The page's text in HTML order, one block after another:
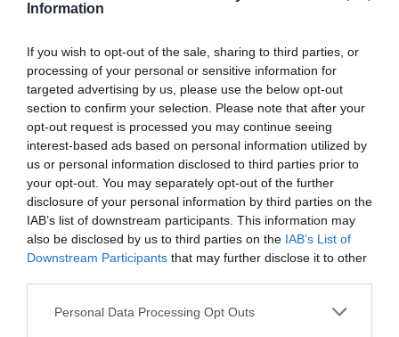
Information
If you wish to opt-out of the sale, sharing to third parties, or
processing of your personal or sensitive information for
targeted advertising by us, please use the below opt-out
section to confirm your selection. Please note that after your
opt-out request is processed you may continue seeing
interest-based ads based on personal information utilized by
us or personal information disclosed to third parties prior to
your opt-out. You may separately opt-out of the further
disclosure of your personal information by third parties on the
IAB’s list of downstream participants. This information may
also be disclosed by us to third parties on the IAB’s List of
Downstream Participants that may further disclose it to other
Personal Data Processing Opt Outs
NOUS SOUTENIR
DERNIERS COMMENTAIRES
arrivées plus longues, des correspondances à risque